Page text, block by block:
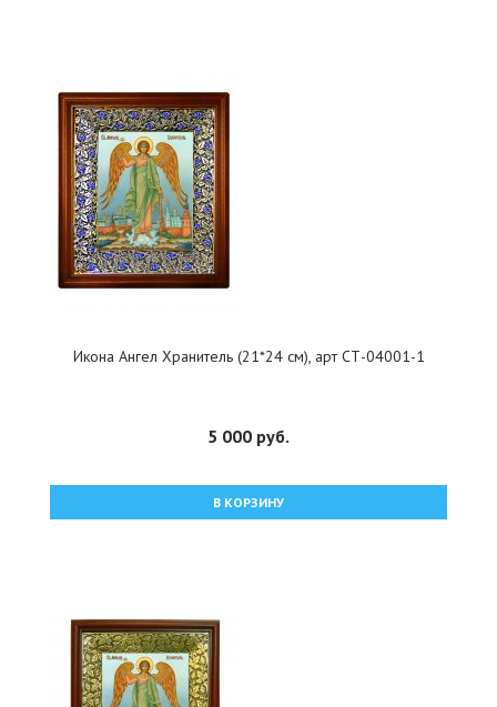
Икона Ангел Хранитель (21*24 см), арт СТ-04001-1
5 000 руб.
В КОРЗИНУ